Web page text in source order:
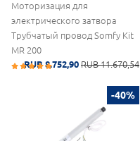
Моторизация для
электрического затвора
Трубчатый провод Somfy Kit
MR 200
RUB 8.752,90 RUB 11.670,54
-40%